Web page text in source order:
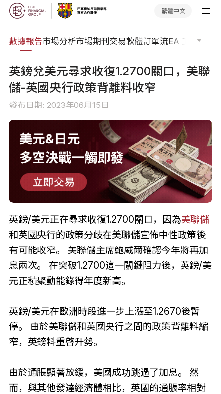
繁體中文
數據報告市場分析市場期刊交易軟體訂單流EA 工具庫
英鎊兌美元尋求收復1.2700關口，美聯
儲-英國央行政策背離料收窄
發布日期: 2023年06月15日
英鎊/美元正在尋求收復1.2700關口，因為美聯儲
和英國央行的政策分歧在美聯儲宣佈中性政策後
有可能收窄。 美聯儲主席鮑威爾確認今年將再加
息兩次。 在突破1.2700這一關鍵阻力後，英鎊/美
元正積聚動能錄得年度新高。
英鎊/美元在歐洲時段進一步上漲至1.2670後暫
停。 由於美聯儲和英國央行之間的政策背離料縮
窄，英鎊料重啓升勢。
由於通脹顯著放緩，美國成功跳過了加息。 然
而，與其他發達經濟體相比，英國的通脹率相對